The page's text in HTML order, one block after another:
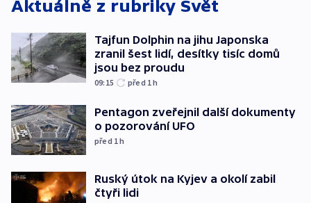
Aktuálně z rubriky Svět
Tajfun Dolphin na jihu Japonska
zranil šest lidí, desítky tisíc domů
jsou bez proudu
09:15 před 1h
Pentagon zveřejnil další dokumenty
o pozorování UFO
před 1h
Ruský útok na Kyjev a okolí zabil
čtyři lidi